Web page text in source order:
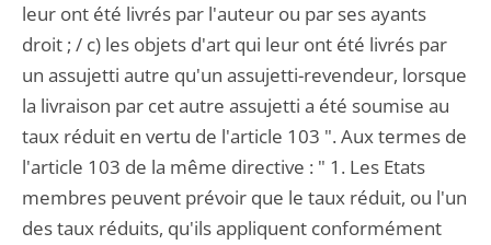
leur ont été livrés par l'auteur ou par ses ayants
droit ; / c) les objets d'art qui leur ont été livrés par
un assujetti autre qu'un assujetti-revendeur, lorsque
la livraison par cet autre assujetti a été soumise au
taux réduit en vertu de l'article 103 ". Aux termes de
l'article 103 de la même directive : " 1. Les Etats
membres peuvent prévoir que le taux réduit, ou l'un
des taux réduits, qu'ils appliquent conformément